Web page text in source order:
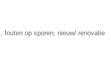
fouten op sporen, nieuw/ renovatie